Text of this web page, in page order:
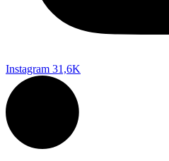
Instagram 31,6K